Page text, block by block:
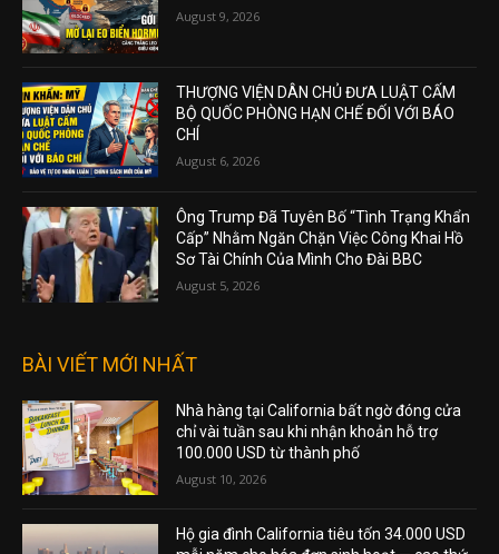
August 9, 2026
THƯỢNG VIỆN DÂN CHỦ ĐƯA LUẬT CẤM
BỘ QUỐC PHÒNG HẠN CHẾ ĐỐI VỚI BÁO
CHÍ
August 6, 2026
Ông Trump Đã Tuyên Bố “Tình Trạng Khẩn
Cấp” Nhằm Ngăn Chặn Việc Công Khai Hồ
Sơ Tài Chính Của Mình Cho Đài BBC
August 5, 2026
BÀI VIẾT MỚI NHẤT
Nhà hàng tại California bất ngờ đóng cửa
chỉ vài tuần sau khi nhận khoản hỗ trợ
100.000 USD từ thành phố
August 10, 2026
Hộ gia đình California tiêu tốn 34.000 USD